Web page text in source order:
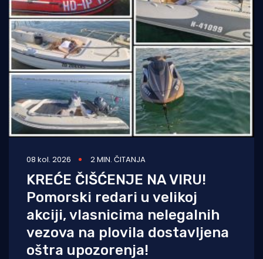
08 kol. 2026 2 MIN. ČITANJA
KREĆE ČIŠĆENJE NA VIRU!
Pomorski redari u velikoj
akciji, vlasnicima nelegalnih
vezova na plovila dostavljena
oštra upozorenja!